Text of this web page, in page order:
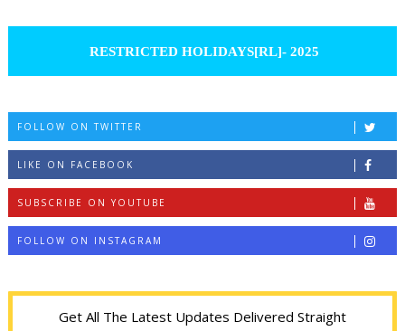
RESTRICTED HOLIDAYS[RL]- 2025
FOLLOW ON TWITTER
LIKE ON FACEBOOK
SUBSCRIBE ON YOUTUBE
FOLLOW ON INSTAGRAM
Get All The Latest Updates Delivered Straight